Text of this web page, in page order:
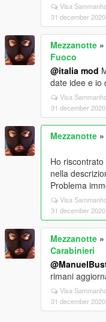
Visa
31 december 2020
Mezzanotte »
Fuoco
@italia mod
date idee e io
Visa
31 december 2020
Mezzanotte »
Ho
nella
Problema
Visa
31 december 2020
Mezzanotte »
Carabinieri
rimani
Visa
31 december 2020